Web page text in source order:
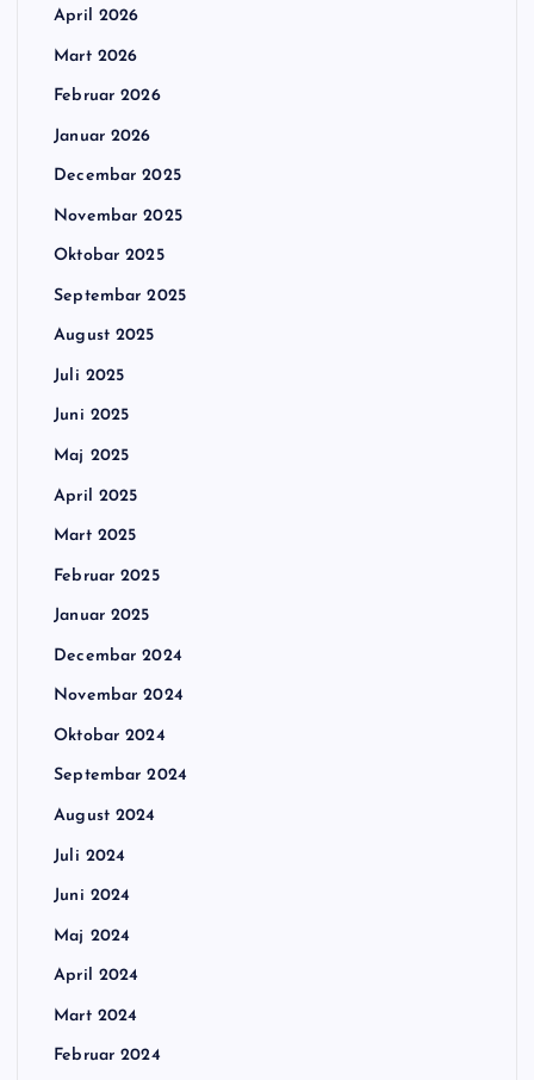
April 2026
Mart 2026
Februar 2026
Januar 2026
Decembar 2025
Novembar 2025
Oktobar 2025
Septembar 2025
August 2025
Juli 2025
Juni 2025
Maj 2025
April 2025
Mart 2025
Februar 2025
Januar 2025
Decembar 2024
Novembar 2024
Oktobar 2024
Septembar 2024
August 2024
Juli 2024
Juni 2024
Maj 2024
April 2024
Mart 2024
Februar 2024